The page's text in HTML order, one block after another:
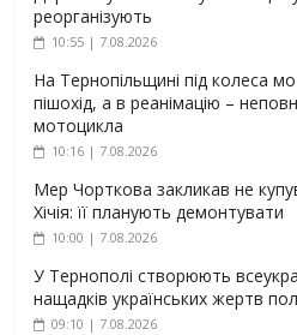
реорганізують
10:55 | 7.08.2026
На Тернопільщині під колеса
пішохід, а в реанімацію –
мотоцикла
10:16 | 7.08.2026
Мер Чорткова закликав не
Хічія: її планують демонтувати
10:00 | 7.08.2026
У Тернополі створюють
нащадків українських жертв
09:10 | 7.08.2026